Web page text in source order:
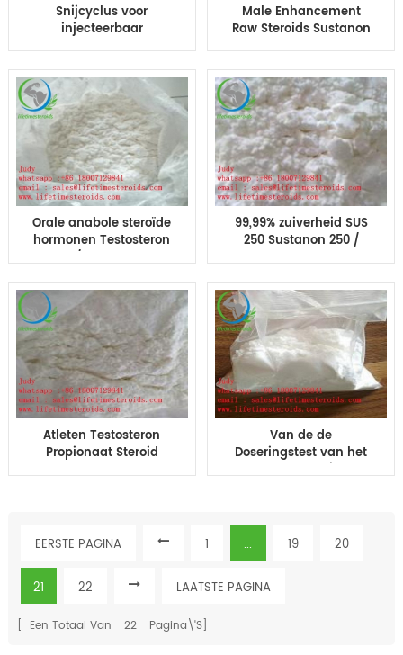
Snijcyclus voor
injecteerbaar
testosteronmengsel
voor spiergroei
Male Enhancement
Raw Steroids Sustanon
250 voor spieropbouw
Orale anabole steroïde
hormonen Testosteron
blend / Sustanon 250
99,99% zuiverheid SUS
250 Sustanon 250 /
Atleten Testosteron
Propionaat Steroid
bodybuilding
Van de de
Doseringstest van het
testosteronpropionaat
EERSTE PAGINA
1 ... 19 20
21 22 LAATSTE PAGINA
[ Een Totaal Van 22 Pagina\'s]